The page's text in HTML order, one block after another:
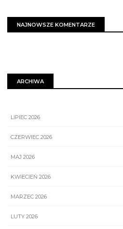
NAJNOWSZE KOMENTARZE
ARCHIWA
LIPIEC 2026
CZERWIEC 2026
MAJ 2026
KWIECIEŃ 2026
MARZEC 2026
LUTY 2026